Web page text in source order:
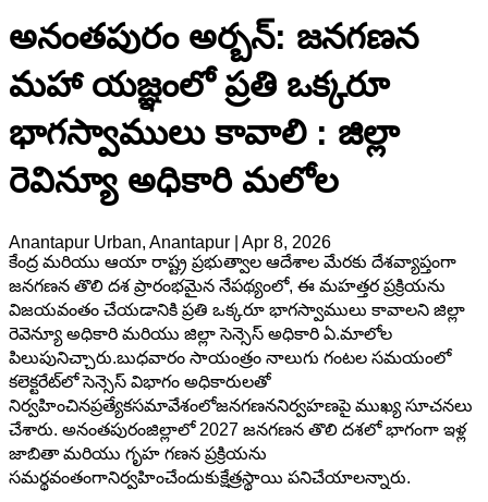
అనంతపురం అర్బన్: జనగణన
మహా యజ్ఞంలో ప్రతి ఒక్కరూ
భాగస్వాములు కావాలి : జిల్లా
రెవిన్యూ అధికారి మలోల
Anantapur Urban, Anantapur
Apr 8, 2026
కేంద్ర మరియు ఆయా రాష్ట్ర ప్రభుత్వాల ఆదేశాల మేరకు దేశవ్యాప్తంగా
జనగణన తొలి దశ ప్రారంభమైన నేపథ్యంలో, ఈ మహత్తర ప్రక్రియను
విజయవంతం చేయడానికి ప్రతి ఒక్కరూ భాగస్వాములు కావాలని జిల్లా
రెవెన్యూ అధికారి మరియు జిల్లా సెన్సెస్ అధికారి ఏ.మాలోల
పిలుపునిచ్చారు.బుధవారం సాయంత్రం నాలుగు గంటల సమయంలో
కలెక్టరేట్‌లో సెన్సెస్ విభాగం అధికారులతో
నిర్వహించినప్రత్యేకసమావేశంలోజనగణననిర్వహణపై ముఖ్య సూచనలు
చేశారు. అనంతపురంజిల్లాలో 2027 జనగణన తొలి దశలో భాగంగా ఇళ్ల
జాబితా మరియు గృహ గణన ప్రక్రియను
సమర్థవంతంగానిర్వహించేందుకుక్షేత్రస్థాయి పనిచేయాలన్నారు.